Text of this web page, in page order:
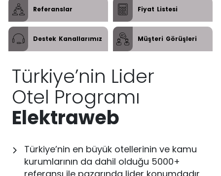
Referanslar Fiyat Listesi
Destek Kanallarımız Müşteri Görüşleri
Türkiye’nin Lider
Otel Programı
Elektraweb
Türkiye’nin en büyük otellerinin ve kamu
kurumlarının da dahil olduğu 5000+